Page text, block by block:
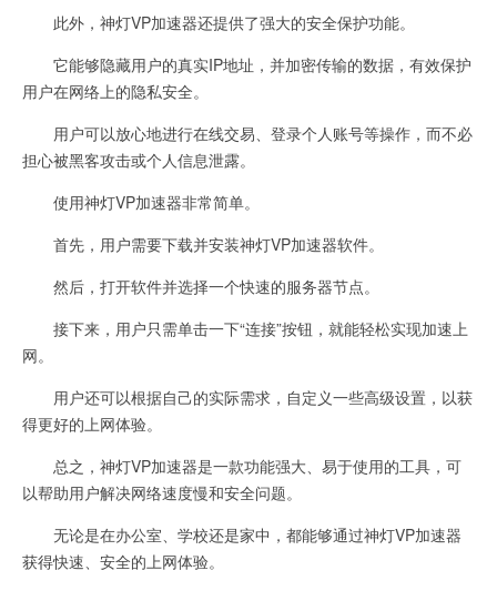
此外，神灯VP加速器还提供了强大的安全保护功能。
它能够隐藏用户的真实IP地址，并加密传输的数据，有效保护
用户在网络上的隐私安全。
用户可以放心地进行在线交易、登录个人账号等操作，而不必
担心被黑客攻击或个人信息泄露。
使用神灯VP加速器非常简单。
首先，用户需要下载并安装神灯VP加速器软件。
然后，打开软件并选择一个快速的服务器节点。
接下来，用户只需单击一下“连接”按钮，就能轻松实现加速上
网。
用户还可以根据自己的实际需求，自定义一些高级设置，以获
得更好的上网体验。
总之，神灯VP加速器是一款功能强大、易于使用的工具，可
以帮助用户解决网络速度慢和安全问题。
无论是在办公室、学校还是家中，都能够通过神灯VP加速器
获得快速、安全的上网体验。